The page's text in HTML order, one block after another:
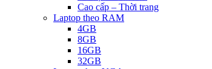
Cao cấp – Thời trang
Laptop theo RAM
4GB
8GB
16GB
32GB